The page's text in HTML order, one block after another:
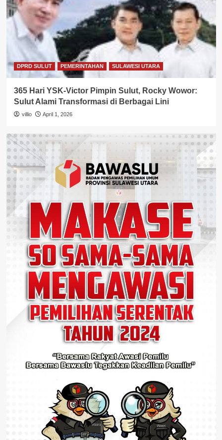
DPRD SULUT PEMERINTAHAN SULAWESI UTARA
365 Hari YSK-Victor Pimpin Sulut, Rocky Wowor:
Sulut Alami Transformasi di Berbagai Lini
villio April 1, 2026